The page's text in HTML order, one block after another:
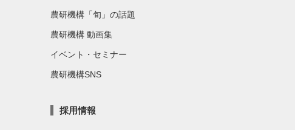
農研機構「旬」の話題
農研機構 動画集
イベント・セミナー
農研機構SNS
採用情報